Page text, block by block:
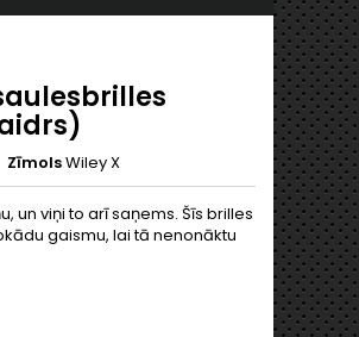
ZīmolsWiley X
un viņi to arī saņems. Šīs brilles
gaismu, lai tā nenonāktu